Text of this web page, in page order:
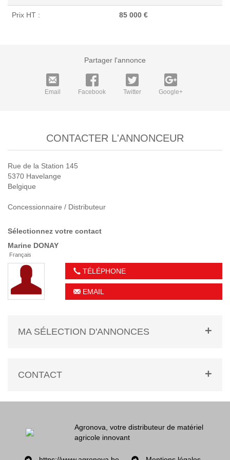
Prix HT : 85 000 €
Partager l'annonce
Email Facebook Twitter Google+
CONTACTER L'ANNONCEUR
Rue de la Station 145
5370 Havelange
Belgique
Concessionnaire / Distributeur
Sélectionnez votre contact
Marine DONAY
Français
TÉLÉPHONE
EMAIL
MA SÉLECTION D'ANNONCES
CONTACT
Agronova, votre distributeur de matériel
agricole innovant